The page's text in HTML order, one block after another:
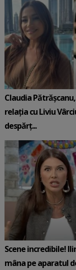
Claudia
relația cu Liviu
despărț...
Scene incredibile!
mâna pe aparatul